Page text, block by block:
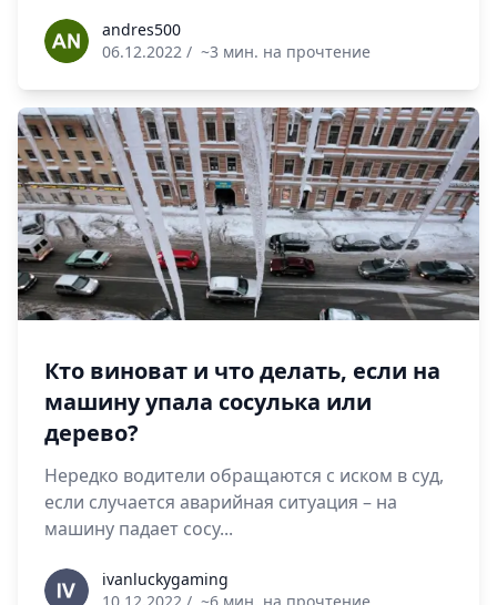
andres500andres500
06.12.2022 / ~3 мин. на прочтение
Кто виноват и что делать, если на
машину упала сосулька или
дерево?
Нередко водители обращаются с иском в суд,
если случается аварийная ситуация – на
машину падает сосу...
ivanluckygaming
ivanluckygaming